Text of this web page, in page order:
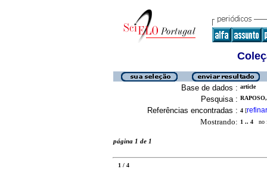
Base de dados : article
Pesquisa :
Referências encontradas : 4 [refinar
Mostrando: 1 .. 4 no
página 1 de 1
1 / 4